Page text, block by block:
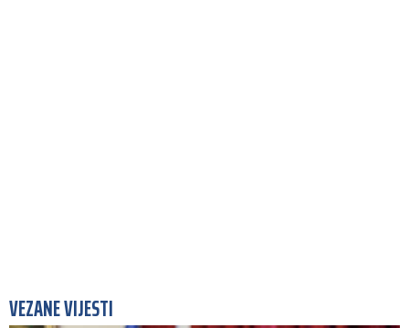
VEZANE VIJESTI